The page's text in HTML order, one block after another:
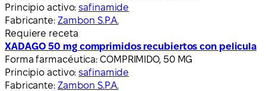
Principio activo:safinamide
Fabricante: Zambon S.P.A.
Requiere receta
XADAGO 50 mg comprimidos recubiertos con pelicula
Forma farmacéutica: COMPRIMIDO, 50 MG
Principio activo:safinamide
Fabricante: Zambon S.P.A.